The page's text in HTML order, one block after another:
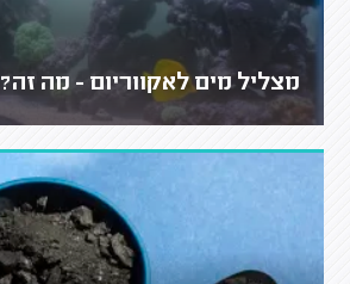
מצליל מים לאקווריום - מה זה?